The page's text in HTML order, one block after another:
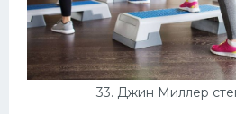
33. Джин Миллер